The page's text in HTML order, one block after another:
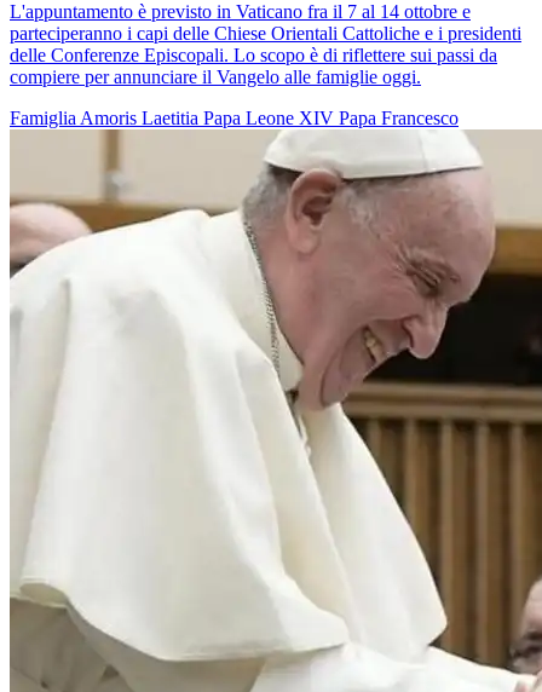
L'appuntamento è previsto in Vaticano fra il 7 al 14 ottobre e
parteciperanno i capi delle Chiese Orientali Cattoliche e i presidenti
delle Conferenze Episcopali. Lo scopo è di riflettere sui passi da
compiere per annunciare il Vangelo alle famiglie oggi.
Famiglia Amoris Laetitia Papa Leone XIV Papa Francesco